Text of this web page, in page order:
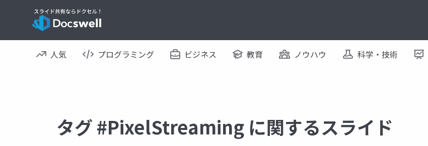
人気 プログラミング ビジネス 教育 ノウハウ 科学・技術
タグ #PixelStreaming に関するスライド